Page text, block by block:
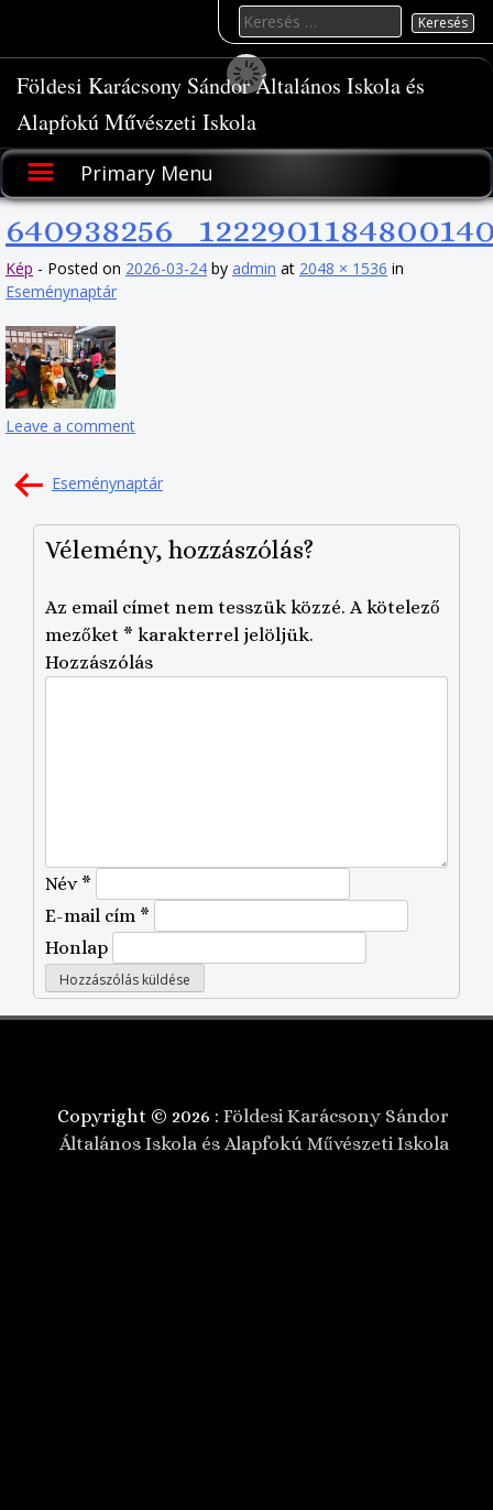
content
Földesi Karácsony Sándor Általános Iskola és
Alapfokú Művészeti Iskola
Primary Menu
Keresés
for:
Kép - Posted on 2026-03-24 by admin at 2048 × 1536 in
Eseménynaptár
Leave a comment
Bejegyzés
Eseménynaptár
Vélemény, hozzászólás?
Az email címet nem tesszük közzé. A kötelező
mezőket * karakterrel jelöljük.
Hozzászólás
Név *
E-mail cím *
Honlap
Copyright © 2026 : Földesi Karácsony Sándor
Általános Iskola és Alapfokú Művészeti Iskola